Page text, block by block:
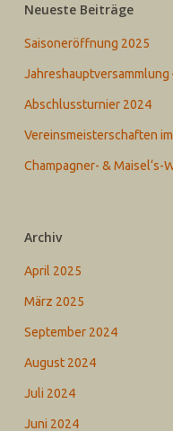
Neueste Beiträge
Saisoneröffnung 2025
Jahreshauptversammlung
Abschlussturnier 2024
Vereinsmeisterschaften
Champagner- & Maisel‘s-
Archiv
April 2025
März 2025
September 2024
August 2024
Juli 2024
Juni 2024